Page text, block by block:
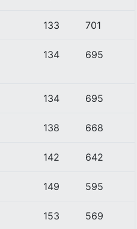
133 701
134 695
134 695
138 668
142 642
149 595
153 569